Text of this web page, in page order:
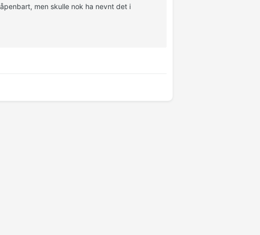
men skulle nok ha nevnt det i